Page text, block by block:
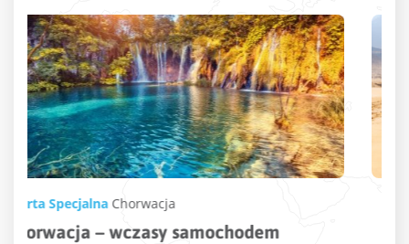
Oferta Specjalna Hiszpania
Wakacje na Fuerteventura – złote plaże